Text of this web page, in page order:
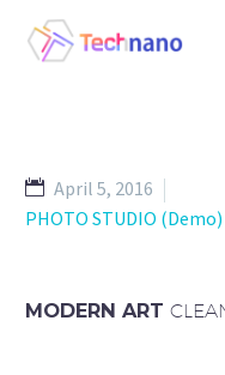
April 5, 2016
PHOTO STUDIO (Demo)
MODERN ART